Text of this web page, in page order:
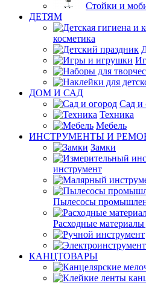
Стойки и
ДЕТЯМ
косметика
ДОМ И САД
Сад и
Техника
Мебель
ИНСТРУМЕНТЫ И
Замки
инструмент
Пылесосы
Расходные материалы
КАНЦТОВАРЫ